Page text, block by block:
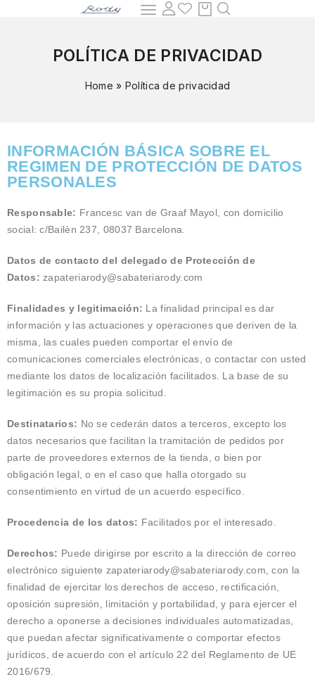
POLÍTICA DE PRIVACIDAD
Home » Política de privacidad
INFORMACIÓN BÁSICA SOBRE EL
REGIMEN DE PROTECCIÓN DE DATOS
PERSONALES
Responsable: Francesc van de Graaf Mayol, con domicilio
social: c/Bailèn 237, 08037 Barcelona.
Datos de contacto del delegado de Protección de
Datos: zapateriarody@sabateriarody.com
Finalidades y legitimación: La finalidad principal es dar
información y las actuaciones y operaciones que deriven de la
misma, las cuales pueden comportar el envío de
comunicaciones comerciales electrónicas, o contactar con usted
mediante los datos de localización facilitados. La base de su
legitimación es su propia solicitud.
Destinatarios: No se cederán datos a terceros, excepto los
datos necesarios que facilitan la tramitación de pedidos por
parte de proveedores externos de la tienda, o bien por
obligación legal, o en el caso que halla otorgado su
consentimiento en virtud de un acuerdo específico.
Procedencia de los datos: Facilitados por el interesado.
Derechos: Puede dirigirse por escrito a la dirección de correo
electrónico siguiente zapateriarody@sabateriarody.com, con la
finalidad de ejercitar los derechos de acceso, rectificación,
oposición supresión, limitación y portabilidad, y para ejercer el
derecho a oponerse a decisiones individuales automatizadas,
que puedan afectar significativamente o comportar efectos
jurídicos, de acuerdo con el artículo 22 del Reglamento de UE
2016/679.